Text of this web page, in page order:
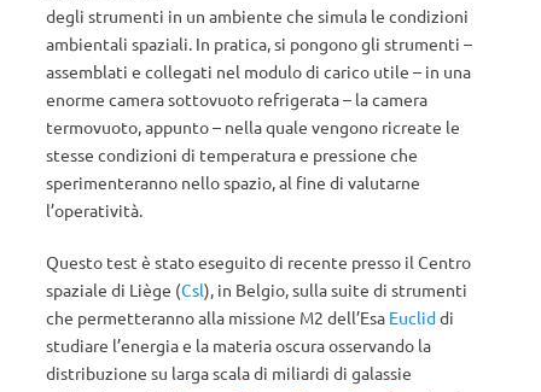
degli strumenti in un ambiente che simula le condizioni
ambientali spaziali. In pratica, si pongono gli strumenti –
assemblati e collegati nel modulo di carico utile – in una
enorme camera sottovuoto refrigerata – la camera
termovuoto, appunto – nella quale vengono ricreate le
stesse condizioni di temperatura e pressione che
sperimenteranno nello spazio, al fine di valutarne
l’operatività.
Questo test è stato eseguito di recente presso il Centro
spaziale di Liège (Csl), in Belgio, sulla suite di strumenti
che permetteranno alla missione M2 dell’Esa Eucliddi
studiare l’energia e la materia oscura osservando la
distribuzione su larga scala di miliardi di galassie